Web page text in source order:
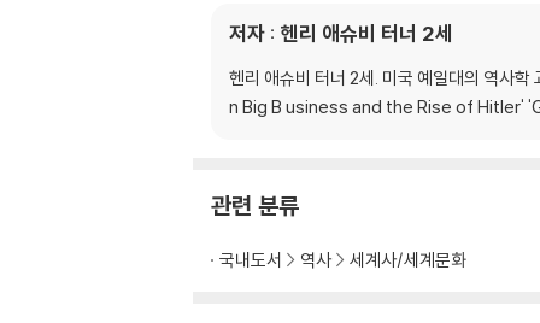
저자 : 헨리 애슈비 터너 2세
헨리 애슈비 터너 2세. 미국 예일대의 역사
n Big B usiness and the Rise of Hitler'
관련 분류
국내도서 역사 세계사/세계문화